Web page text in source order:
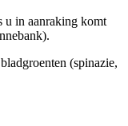
u in aanraking komt
(spinazie,